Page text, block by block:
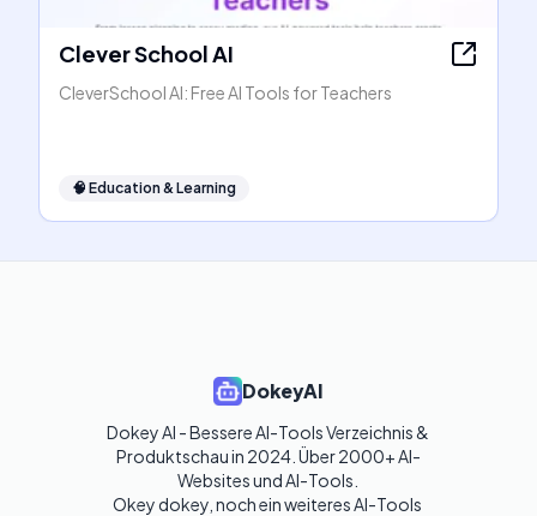
Clever School AI
CleverSchool AI: Free AI Tools for Teachers
🧠 Education & Learning
DokeyAI
Dokey AI - Bessere AI-Tools Verzeichnis &
Produktschau in 2024. Über 2000+ AI-
Websites und AI-Tools.
Okey dokey, noch ein weiteres AI-Tools